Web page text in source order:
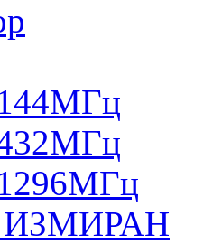
ИЗМИРАН